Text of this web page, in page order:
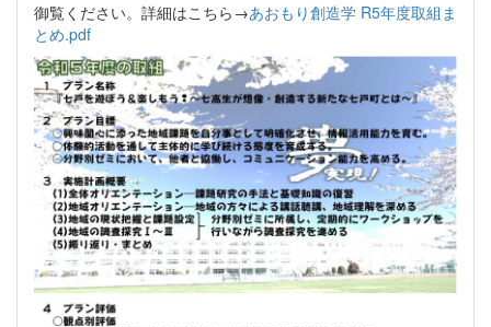
御覧ください。詳細はこちら→あおもり創造学 R5年度取組ま
とめ.pdf